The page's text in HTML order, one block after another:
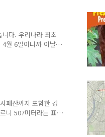
져 있습니다. 물론
울부터 대전까지의
개 정도 되는..
다. 우리나라 최초
월 6일이니까 이날을
의 캐시인 남한산성
흘렀습니다. 하지만,
르겠지만, 우리나라
을 즐기는 사람이라
다보니, 우..
패산까지 포함한 강
니 507미터라는 표
습니다. 지오캐싱
계에는 140만개 이